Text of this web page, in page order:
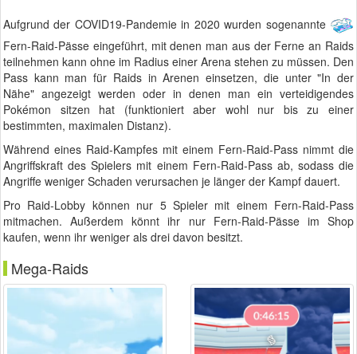
Aufgrund der COVID19-Pandemie in 2020 wurden sogenannte
Fern-Raid-Pässe eingeführt, mit denen man aus der Ferne an Raids
teilnehmen kann ohne im Radius einer Arena stehen zu müssen. Den
Pass kann man für Raids in Arenen einsetzen, die unter "In der
Nähe" angezeigt werden oder in denen man ein verteidigendes
Pokémon sitzen hat (funktioniert aber wohl nur bis zu einer
bestimmten, maximalen Distanz).
Während eines Raid-Kampfes mit einem Fern-Raid-Pass nimmt die
Angriffskraft des Spielers mit einem Fern-Raid-Pass ab, sodass die
Angriffe weniger Schaden verursachen je länger der Kampf dauert.
Pro Raid-Lobby können nur 5 Spieler mit einem Fern-Raid-Pass
mitmachen. Außerdem könnt ihr nur Fern-Raid-Pässe im Shop
kaufen, wenn ihr weniger als drei davon besitzt.
Mega-Raids